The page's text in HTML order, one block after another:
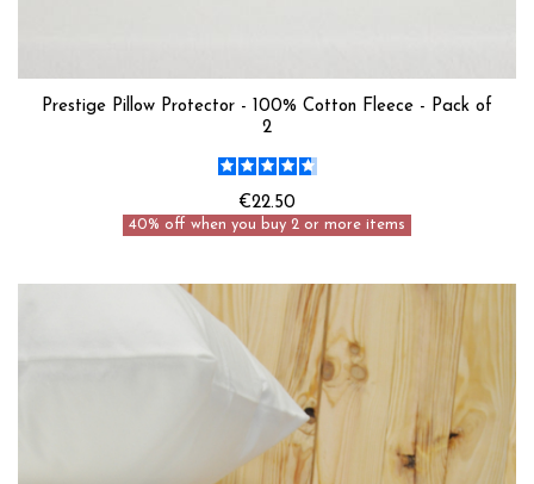
Prestige Pillow Protector - 100% Cotton Fleece - Pack of
2
€22.50
40% off when you buy 2 or more items